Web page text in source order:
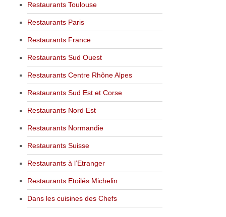
Restaurants Toulouse
Restaurants Paris
Restaurants France
Restaurants Sud Ouest
Restaurants Centre Rhône Alpes
Restaurants Sud Est et Corse
Restaurants Nord Est
Restaurants Normandie
Restaurants Suisse
Restaurants à l’Etranger
Restaurants Etoilés Michelin
Dans les cuisines des Chefs